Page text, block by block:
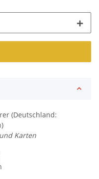
(Deutschland:
Karten